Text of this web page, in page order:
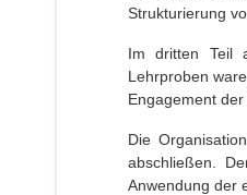
Strukturierung
Im dritten Teil
Lehrproben
Engagement der
Die
abschließen.
Anwendung der